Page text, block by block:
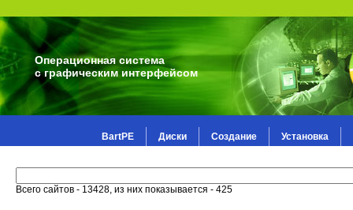
Операционная система
с графическим интерфейсом
BartPE Диски Создание Установка
Всего сайтов - 13428, из них показывается - 425